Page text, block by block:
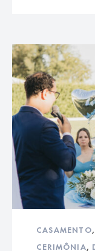
CASAMENTO,
CERIMÔNIA,